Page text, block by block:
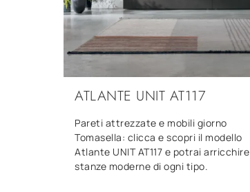
ATLANTE UNIT AT117
Pareti attrezzate e mobili giorno
Tomasella: clicca e scopri il modello
Atlante UNIT AT117 e potrai arricchire
stanze moderne di ogni tipo.